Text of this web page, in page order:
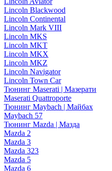
Lincoln Blackwood
Lincoln Continental
Lincoln Mark VIII
Lincoln MKS
Lincoln MKT
Lincoln MKX
Lincoln MKZ
Lincoln Navigator
Lincoln Town Car
Тюнинг Maserati | Мазерати
Maserati Quattroporte
Тюнинг Maybach | Майбах
Maybach 57
Тюнинг Mazda | Мазда
Mazda 2
Mazda 3
Mazda 323
Mazda 5
Mazda 6